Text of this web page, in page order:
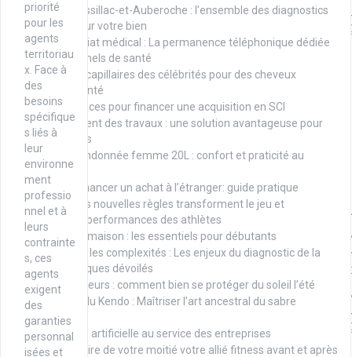
priorité
pour les
agents
territoriau
x. Face à
des
besoins
spécifique
s liés à
leur
environne
ment
professio
nnel et à
leurs
contrainte
s, ces
agents
exigent
des
garanties
personnal
isées et
Vendre à Bassillac-et-Auberoche : l’ensemble des diagnostics
obligatoires pour votre bien
Télésecrétariat médical : La permanence téléphonique dédiée
aux professionnels de santé
Les astuces capillaires des célébrités pour des cheveux
éclatants de santé
Trucs et astuces pour financer une acquisition en SCI
Le financement des travaux : une solution avantageuse pour
les propriétaires
Sac à dos randonnée femme 20L : confort et praticité au
quotidien
Comment financer un achat à l’étranger: guide pratique
Comment les nouvelles règles transforment le jeu et
influencent les performances des athlètes
Kit bricolage maison : les essentiels pour débutants
Comprendre les complexités : Les enjeux du diagnostic de la
sclérose en plaques dévoilés
Stores extérieurs : comment bien se protéger du soleil l’été
Les secrets du Kendo : Maîtriser l’art ancestral du sabre
japonais
L’intelligence artificielle au service des entreprises
Comment faire de votre moitié votre allié fitness avant et après